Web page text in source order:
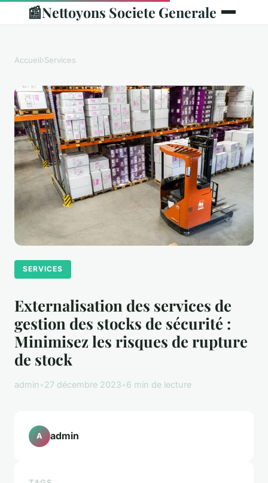
📰Nettoyons Societe Generale
Accueil›Services
SERVICES
Externalisation des services de
gestion des stocks de sécurité :
Minimisez les risques de rupture
de stock
admin •27 décembre 2023•6 min de lecture
A admin